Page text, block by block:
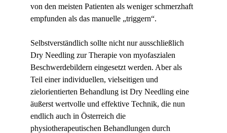
von den meisten Patienten als weniger schmerzhaft
empfunden als das manuelle „triggern“.
Selbstverständlich sollte nicht nur ausschließlich
Dry Needling zur Therapie von myofaszialen
Beschwerdebildern eingesetzt werden. Aber als
Teil einer individuellen, vielseitigen und
zielorientierten Behandlung ist Dry Needling eine
äußerst wertvolle und effektive Technik, die nun
endlich auch in Österreich die
physiotherapeutischen Behandlungen durch